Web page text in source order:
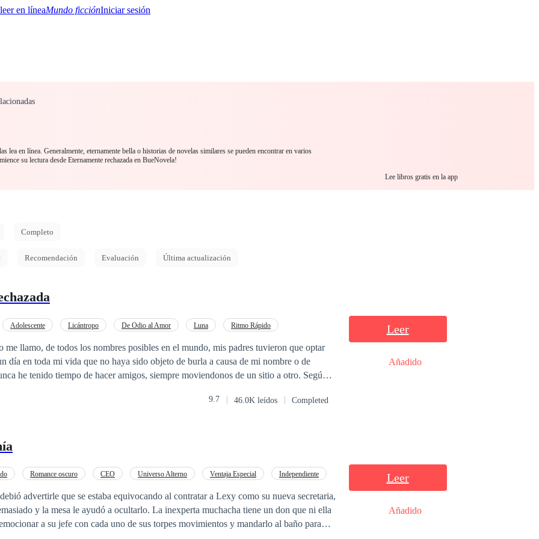
Mundo ficciónIniciar sesión
lea en línea. Generalmente, eternamente bella o historias de novelas similares se pueden encontrar en varios
su lectura desde Eternamente rechazada en BueNovela!
Lee libros gratis en la app
Completo
Recomendación Evaluación Última actualización
Adolescente Licántropo De Odio al Amor Luna
Ritmo Rápido
me llamo, de todos los nombres posibles en el mundo, mis padres tuvieron que optar
ese será el día de mi primera transformación. Ya nunca más estaré sola. La tendré a
yo la que le rechace. Oh eso espero. Nuevo comienzo, nueva manada,
patatatan. Sé que los cuentos de hadas no existen, ningún
y con suerte conseguir una amiga. Lo del amor es indiferente, ya lo he aceptado,
estar cerca de mí. Solo he sido objeto de burlas y humillaciones.
9.7 46.0K leídos Completed
Leer
Añadido
Romance oscuro CEO Universo Alterno Ventaja Especial
Independiente
advertirle que se estaba equivocando al contratar a Lexy como su nueva secretaria,
le ayudó a ocultarlo. La inexperta muchacha tiene un don que ni ella
a su jefe con cada uno de sus torpes movimientos y mandarlo al baño para
Leer
Añadido